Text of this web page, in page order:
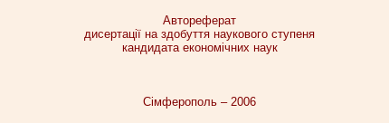
Автореферат
дисертації на здобуття наукового ступеня
кандидата економічних наук
Сімферополь – 2006